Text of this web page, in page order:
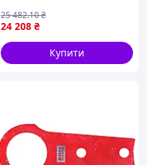
24 208 ₴
25 482.10₴
Купити